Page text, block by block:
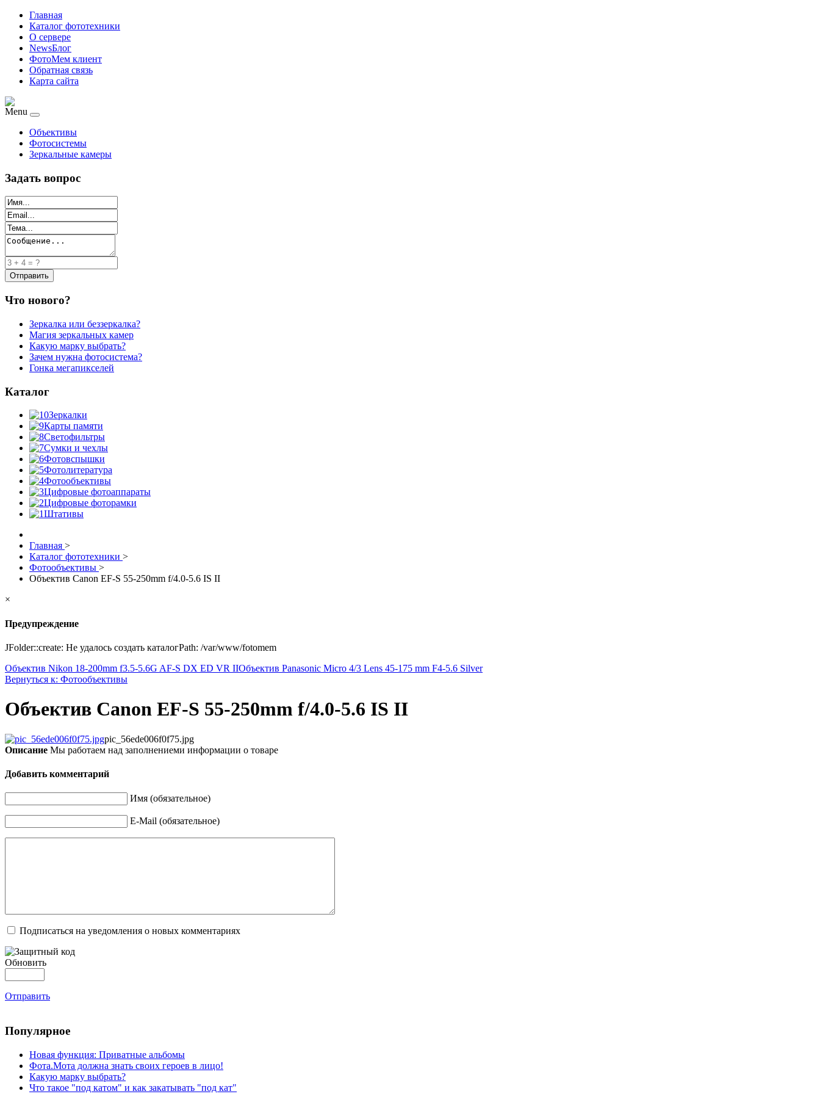
Главная
Каталог фототехники
О сервере
NewsБлог
ФотоМем клиент
Обратная связь
Карта сайта
Menu
Объективы
Фотосистемы
Зеркальные камеры
Задать вопрос
Что нового?
Зеркалка или беззеркалка?
Магия зеркальных камер
Какую марку выбрать?
Зачем нужна фотосистема?
Гонка мегапикселей
Каталог
Зеркалки
Карты памяти
Светофильтры
Сумки и чехлы
Фотовспышки
Фотолитература
Фотообъективы
Цифровые фотоаппараты
Цифровые фоторамки
Штативы
Главная >
Каталог фототехники >
Фотообъективы >
Объектив Canon EF-S 55-250mm f/4.0-5.6 IS II
×
Предупреждение
JFolder::create: Не удалось создать каталогPath: /var/www/fotomem
Объектив Nikon 18-200mm f3.5-5.6G AF-S DX ED VR IIОбъектив Panasonic Micro 4/3 Lens 45-175 mm F4-5.6 Silver
Вернуться к: Фотообъективы
Объектив Canon EF-S 55-250mm f/4.0-5.6 IS II
pic_56ede006f0f75.jpg
Описание Мы работаем над заполнениеми информации о товаре
Добавить комментарий
Имя (обязательное)
E-Mail (обязательное)
Подписаться на уведомления о новых комментариях
Обновить
Отправить
Популярное
Новая функция: Приватные альбомы
Фота.Мота должна знать своих героев в лицо!
Какую марку выбрать?
Что такое "под катом" и как закатывать "под кат"